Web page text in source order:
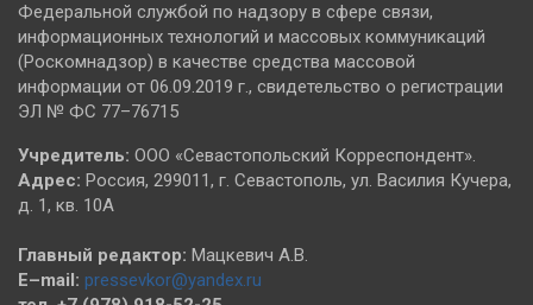
Федеральной службой по надзору в сфере связи,
информационных технологий и массовых коммуникаций
(Роскомнадзор) в качестве средства массовой
информации от 06.09.2019 г., свидетельство о регистрации
ЭЛ № ФС 77–76715
Учредитель: ООО «Севастопольский Корреспондент».
Адрес: Россия, 299011, г. Севастополь, ул. Василия Кучера,
д. 1, кв. 10А
Главный редактор: Мацкевич А.В.
E–mail: pressevkor@yandex.ru